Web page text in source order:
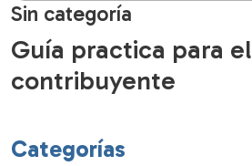
Sin categoría
Guía practica para el
contribuyente
Categorías